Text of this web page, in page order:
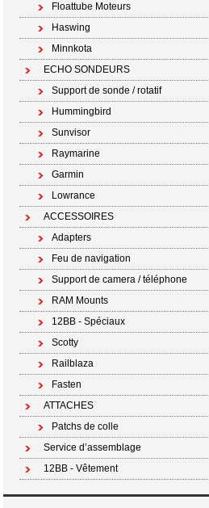
Floattube Moteurs
Haswing
Minnkota
ECHO SONDEURS
Support de sonde / rotatif
Hummingbird
Sunvisor
Raymarine
Garmin
Lowrance
ACCESSOIRES
Adapters
Feu de navigation
Support de camera / téléphone
RAM Mounts
12BB - Spéciaux
Scotty
Railblaza
Fasten
ATTACHES
Patchs de colle
Service d’assemblage
12BB - Vêtement